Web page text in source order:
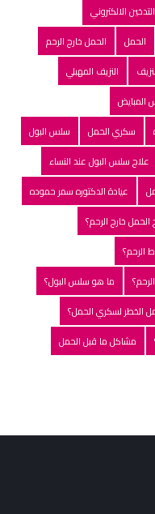
التدخين الالكتروني
الحمل
الحمل خارج الرحم
النزيف المهبلي
المبايض
سكري الحمل
سلس البول
علاج سلس البول عند النساء
عيادة الدكتوره سمر حموده
خارج الرحم؟
الرحم؟
ما هو سلس البول؟
الخطر لسكري الحمل؟
مشاكل ما قبل الحمل